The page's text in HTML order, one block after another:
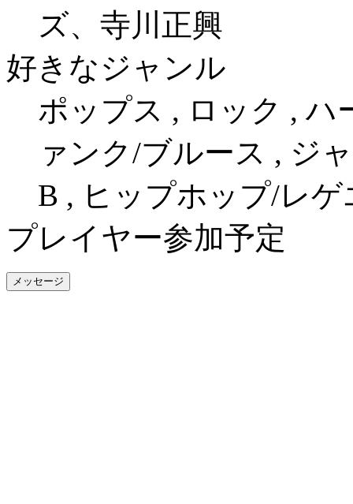
ズ、寺川正興
好きなジャンル
ポップス , ロック , ハ
ァンク/ブルース , ジ
B , ヒップホップ/レゲ
プレイヤー参加予定
メッセージ